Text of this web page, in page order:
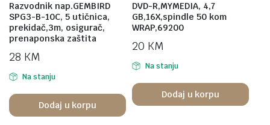
Razvodnik nap.GEMBIRD
SPG3-B-10C, 5 utičnica,
prekidač,3m, osigurač,
prenaponska zaštita
28 KM
Na stanju
Dodaj u korpu
DVD-R,MYMEDIA, 4,7
GB,16X,spindle 50 kom
WRAP,69200
20 KM
Na stanju
Dodaj u korpu